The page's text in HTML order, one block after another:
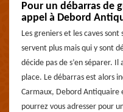
Pour un débarras de
appel à Debord
Les greniers et les caves
servent plus mais qui y sont
décide pas de s’en séparer.
place. Le débarras est alors
Carmaux, Debord Antiquaire
pourrez vous adresser pour